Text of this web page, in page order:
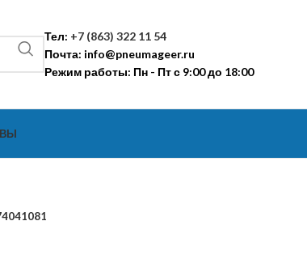
Тел: +7 (863) 322 11 54
Почта: info@pneumageer.ru
Режим работы: Пн - Пт с 9:00 до 18:00